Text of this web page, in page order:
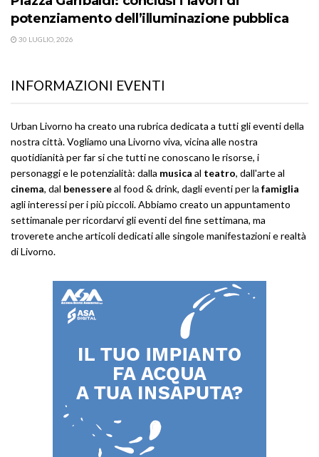
potenziamento dell’illuminazione pubblica
30 LUGLIO, 2026
INFORMAZIONI EVENTI
Urban Livorno ha creato una rubrica dedicata a tutti gli eventi della
nostra città. Vogliamo una Livorno viva, vicina alle nostra
quotidianità per far si che tutti ne conoscano le risorse, i
personaggi e le potenzialità: dalla musica al teatro, dall'arte al
cinema, dal benessereal food & drink, dagli eventi per la famiglia
agli interessi per i più piccoli. Abbiamo creato un appuntamento
settimanale per ricordarvi gli eventi del fine settimana, ma
troverete anche articoli dedicati alle singole manifestazioni e realtà
di Livorno.